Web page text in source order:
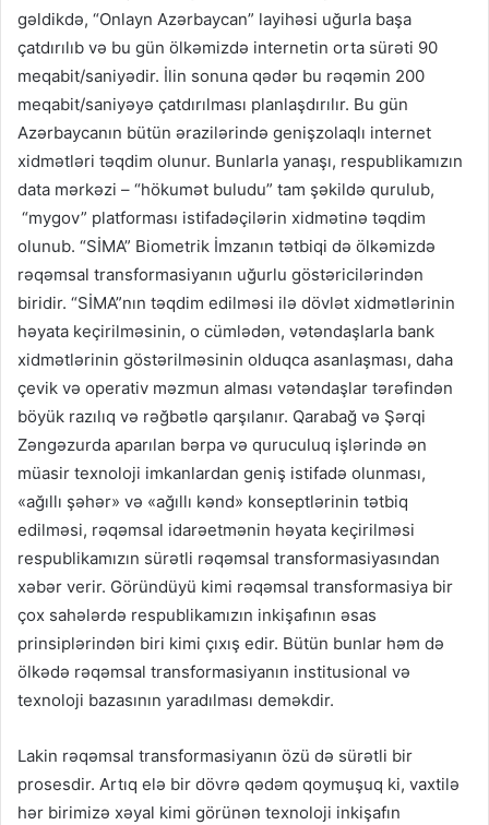
gəldikdə, “Onlayn Azərbaycan” layihəsi uğurla başa
çatdırılıb və bu gün ölkəmizdə internetin orta sürəti 90
meqabit/saniyədir. İlin sonuna qədər bu rəqəmin 200
meqabit/saniyəyə çatdırılması planlaşdırılır. Bu gün
Azərbaycanın bütün ərazilərində genişzolaqlı internet
xidmətləri təqdim olunur. Bunlarla yanaşı, respublikamızın
data mərkəzi – “hökumət buludu” tam şəkildə qurulub,
“mygov” platforması istifadəçilərin xidmətinə təqdim
olunub. “SİMA” Biometrik İmzanın tətbiqi də ölkəmizdə
rəqəmsal transformasiyanın uğurlu göstəricilərindən
biridir. “SİMA”nın təqdim edilməsi ilə dövlət xidmətlərinin
həyata keçirilməsinin, o cümlədən, vətəndaşlarla bank
xidmətlərinin göstərilməsinin olduqca asanlaşması, daha
çevik və operativ məzmun alması vətəndaşlar tərəfindən
böyük razılıq və rəğbətlə qarşılanır. Qarabağ və Şərqi
Zəngəzurda aparılan bərpa və quruculuq işlərində ən
müasir texnoloji imkanlardan geniş istifadə olunması,
«ağıllı şəhər» və «ağıllı kənd» konseptlərinin tətbiq
edilməsi, rəqəmsal idarəetmənin həyata keçirilməsi
respublikamızın sürətli rəqəmsal transformasiyasından
xəbər verir. Göründüyü kimi rəqəmsal transformasiya bir
çox sahələrdə respublikamızın inkişafının əsas
prinsiplərindən biri kimi çıxış edir. Bütün bunlar həm də
ölkədə rəqəmsal transformasiyanın institusional və
texnoloji bazasının yaradılması deməkdir.
Lakin rəqəmsal transformasiyanın özü də sürətli bir
prosesdir. Artıq elə bir dövrə qədəm qoymuşuq ki, vaxtilə
hər birimizə xəyal kimi görünən texnoloji inkişafın